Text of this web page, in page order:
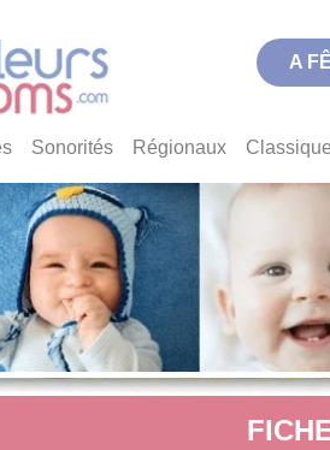
A
Sonorités Régionaux